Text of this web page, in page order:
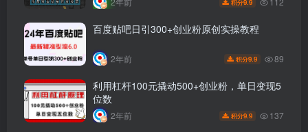
积分9.9
百度贴吧日引300+创业粉原创实操教程
2年前 积分9.9 89
利用杠杆100元撬动500+创业粉，单日变现5
位数
2年前 积分9.9 137